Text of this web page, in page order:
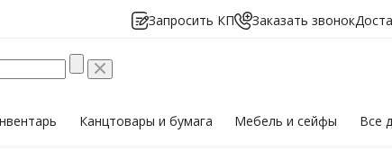
Запросить КП Заказать звонок
Канцтовары и бумага Мебельи сейфы Все